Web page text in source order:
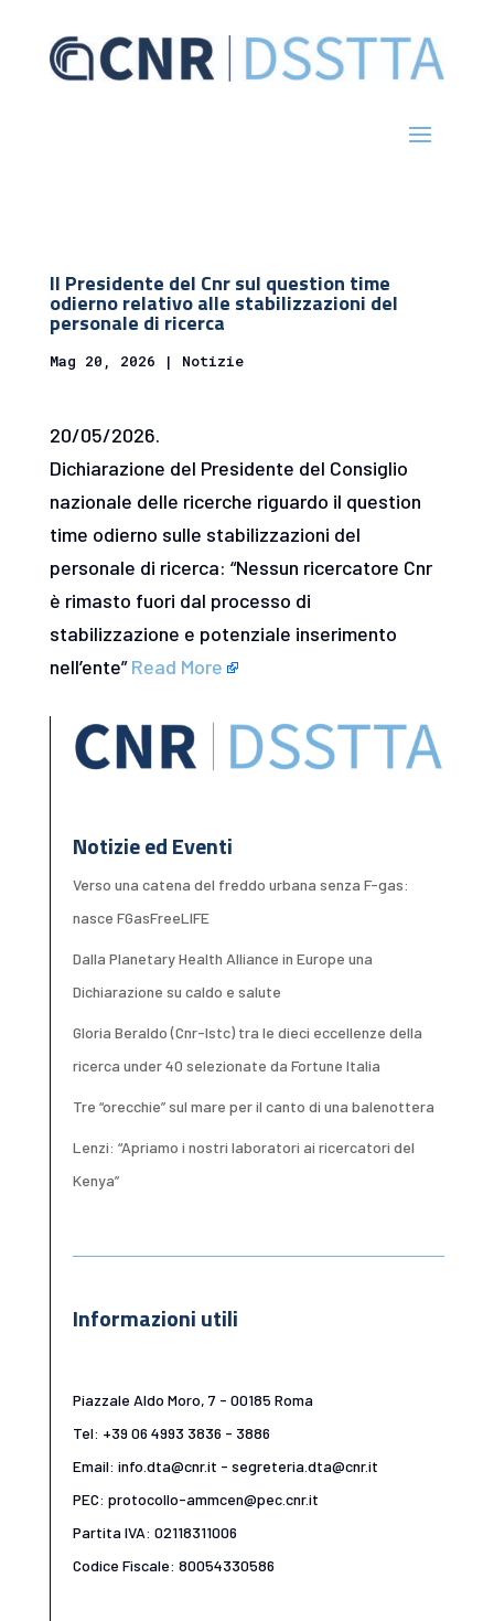
Il Presidente del Cnr sul question time
odierno relativo alle stabilizzazioni del
personale di ricerca
Mag 20, 2026 | Notizie
20/05/2026.
Dichiarazione del Presidente del Consiglio
nazionale delle ricerche riguardo il question
time odierno sulle stabilizzazioni del
personale di ricerca: “Nessun ricercatore Cnr
è rimasto fuori dal processo di
stabilizzazione e potenziale inserimento
nell’ente”Read More
Notizie ed Eventi
Verso una catena del freddo urbana senza F-gas:
nasce FGasFreeLIFE
Dalla Planetary Health Alliance in Europe una
Dichiarazione su caldo e salute
Gloria Beraldo (Cnr-Istc) tra le dieci eccellenze della
ricerca under 40 selezionate da Fortune Italia
Tre “orecchie” sul mare per il canto di una balenottera
Lenzi: “Apriamo i nostri laboratori ai ricercatori del
Kenya”
Informazioni utili
Piazzale Aldo Moro, 7 - 00185 Roma
Tel: +39 06 4993 3836 - 3886
Email: info.dta@cnr.it - segreteria.dta@cnr.it
PEC: protocollo-ammcen@pec.cnr.it
Partita IVA: 02118311006
Codice Fiscale: 80054330586